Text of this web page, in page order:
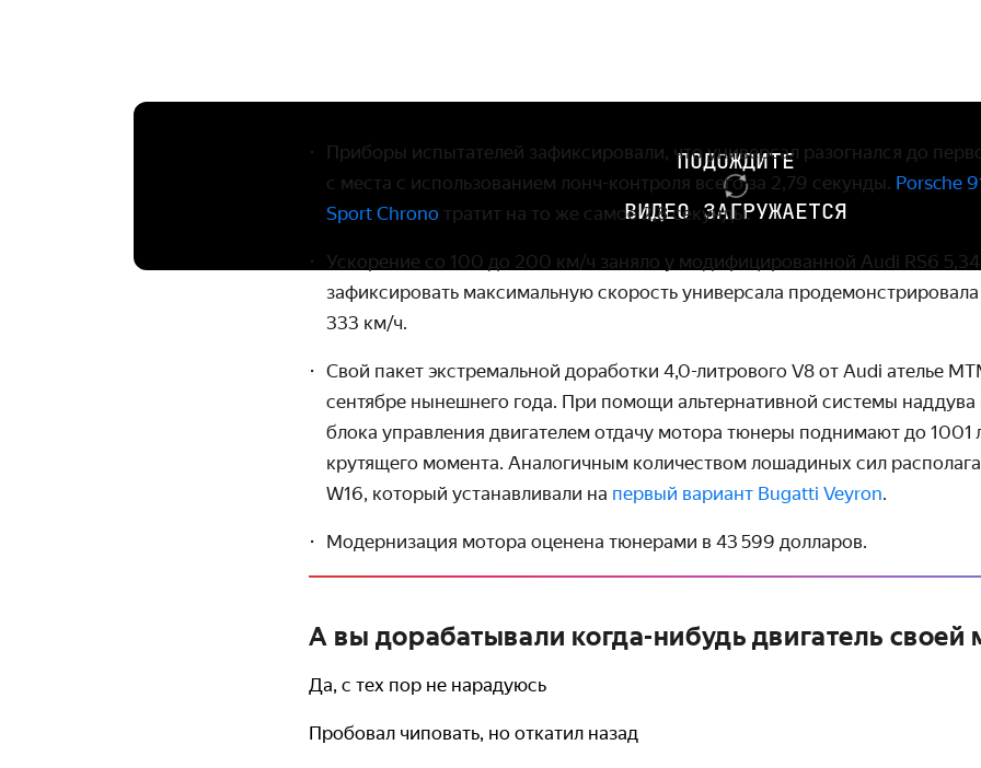
ПОДОЖДИТЕ
ВИДЕО ЗАГРУЖАЕТСЯ
Приборы испытателей зафиксировали, что универсал разогнался до
с места с использо­ванием лонч-контроля всего за 2,79 секунды. Porsche
Sport Chrono тратит на то же самое 2,8 секунды.
Ускорение со 100 до 200 км/ч заняло у модифи­цированной Audi RS6
зафиксировать максимальную скорость универсала продемон­стрировала
333 км/ч.
Свой пакет экстремальной доработки 4,0-литрового V8 от Audi ателье
сентябре нынешнего года. При помощи альтер­нативной системы наддува
блока управления двигателем отдачу мотора тюнеры поднимают до 1001
крутящего момента. Аналогичным количе­ством лошадиных сил
W16, который устанав­ливали на первый вариант Bugatti Veyron.
Модернизация мотора оценена тюнерами в 43 599 долларов.
А вы дорабатывали когда-нибудь двигатель
Да, с тех пор не нарадуюсь
Пробовал чиповать, но откатил назад